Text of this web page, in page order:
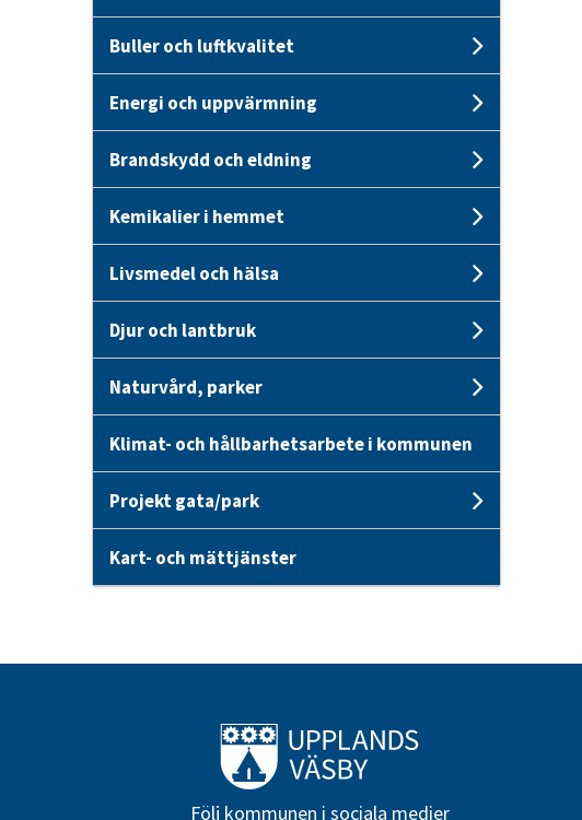
Buller och luftkvalitet
Energi och uppvärmning
Brandskydd och eldning
Kemikalier i hemmet
Livsmedel och hälsa
Djur och lantbruk
Naturvård, parker
Klimat- och hållbarhetsarbete i kommunen
Projekt gata/park
Kart- och mättjänster
Till startsidan
Följ kommunen i sociala medier